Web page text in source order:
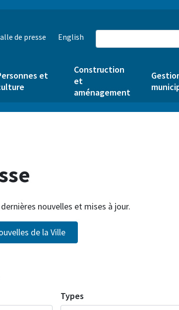
de presse English
et
Construction
et
aménagement
nouvelles et mises à jour.
de la Ville
Types